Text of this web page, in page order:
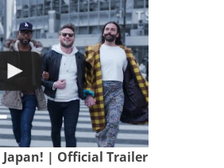
Japan! | Official Trailer